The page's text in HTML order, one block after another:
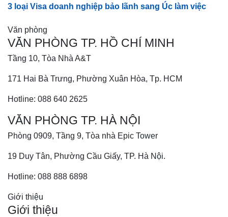
3 loại Visa doanh nghiệp bảo lãnh sang Úc làm việc
Văn phòng
VĂN PHÒNG TP. HỒ CHÍ MINH
Tầng 10, Tòa Nhà A&T
171 Hai Bà Trưng, Phường Xuân Hòa, Tp. HCM
Hotline: 088 640 2625
VĂN PHÒNG TP. HÀ NỘI
Phòng 0909, Tầng 9, Tòa nhà Epic Tower
19 Duy Tân, Phường Cầu Giấy, TP. Hà Nội.
Hotline: 088 888 6898
Giới thiệu
Giới thiệu